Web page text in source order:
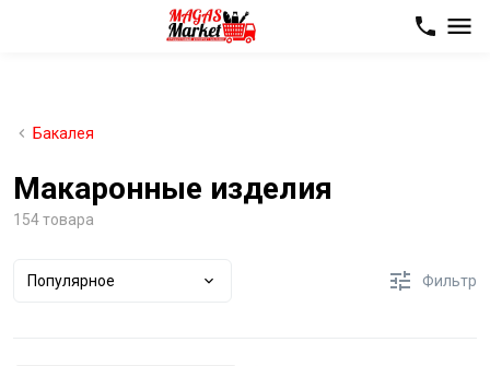
Бакалея
Макаронные изделия
154 товара
Популярное Фильтр